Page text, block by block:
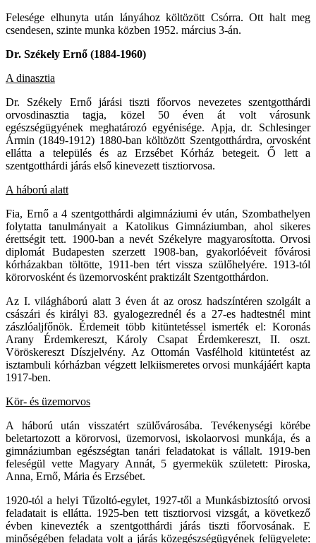
Felesége elhunyta után lányához költözött Csórra. Ott halt meg
csendesen, szinte munka közben 1952. március 3-án.
Dr. Székely Ernő (1884-1960)
A dinasztia
Dr. Székely Ernő járási tiszti főorvos nevezetes szentgotthárdi
orvosdinasztia tagja, közel 50 éven át volt városunk
egészségügyének meghatározó egyénisége. Apja, dr. Schlesinger
Ármin (1849-1912) 1880-ban költözött Szentgotthárdra, orvosként
ellátta a település és az Erzsébet Kórház betegeit. Ő lett a
szentgotthárdi járás első kinevezett tisztiorvosa.
A háború alatt
Fia, Ernő a 4 szentgotthárdi algimnáziumi év után, Szombathelyen
folytatta tanulmányait a Katolikus Gimnáziumban, ahol sikeres
érettségit tett. 1900-ban a nevét Székelyre magyarosította. Orvosi
diplomát Budapesten szerzett 1908-ban, gyakorlóéveit fővárosi
kórházakban töltötte, 1911-ben tért vissza szülőhelyére. 1913-tól
körorvosként és üzemorvosként praktizált Szentgotthárdon.
Az I. világháború alatt 3 éven át az orosz hadszíntéren szolgált a
császári és királyi 83. gyalogezrednél és a 27-es hadtestnél mint
zászlóaljfőnök. Érdemeit több kitüntetéssel ismerték el: Koronás
Arany Érdemkereszt, Károly Csapat Érdemkereszt, II. oszt.
Vöröskereszt Díszjelvény. Az Ottomán Vasfélhold kitüntetést az
isztambuli kórházban végzett lelkiismeretes orvosi munkájáért kapta
1917-ben.
Kör- és üzemorvos
A háború után visszatért szülővárosába. Tevékenységi körébe
beletartozott a körorvosi, üzemorvosi, iskolaorvosi munkája, és a
gimnáziumban egészségtan tanári feladatokat is vállalt. 1919-ben
feleségül vette Magyary Annát, 5 gyermekük született: Piroska,
Anna, Ernő, Mária és Erzsébet.
1920-tól a helyi Tűzoltó-egylet, 1927-től a Munkásbiztosító orvosi
feladatait is ellátta. 1925-ben tett tisztiorvosi vizsgát, a következő
évben kinevezték a szentgotthárdi járás tiszti főorvosának. E
minőségében feladata volt a járás közegészségügyének felügyelete: